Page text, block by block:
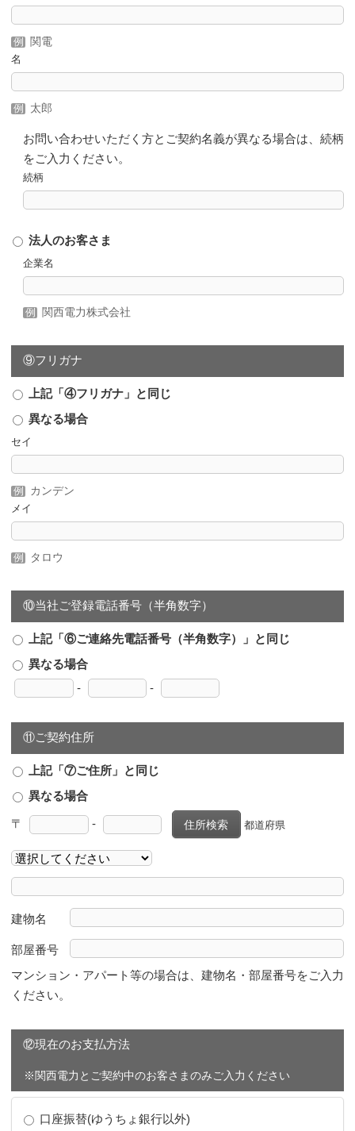
関電
名
太郎
お問い合わせいただく方とご契約名義が異なる場合は、続柄
をご入力ください。
続柄
法人のお客さま
企業名
関西電力株式会社
⑨フリガナ
上記「④フリガナ」と同じ
異なる場合
セイ
カンデン
メイ
タロウ
⑩当社ご登録電話番号（半角数字）
上記「⑥ご連絡先電話番号（半角数字）」と同じ
異なる場合
-
-
⑪ご契約住所
上記「⑦ご住所」と同じ
異なる場合
〒 - 住所検索 都道府県
建物名
部屋番号
マンション・アパート等の場合は、建物名・部屋番号をご入力
ください。
⑫現在のお支払方法
※関西電力とご契約中のお客さまのみご入力ください
口座振替(ゆうちょ銀行以外)